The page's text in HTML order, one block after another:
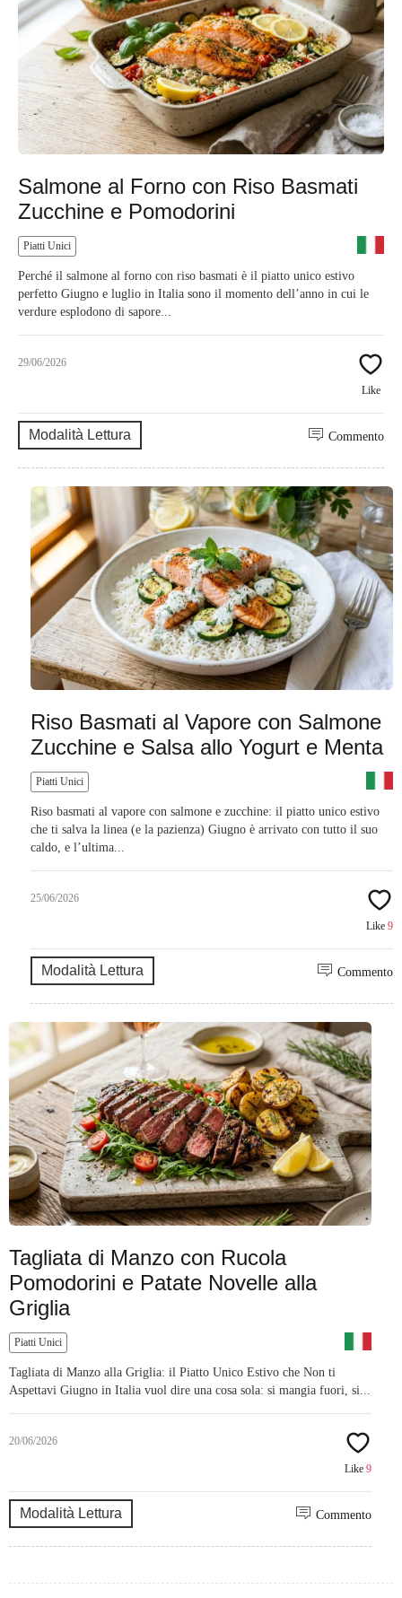
Salmone al Forno con Riso Basmati
Zucchine e Pomodorini
Piatti Unici
Perché il salmone al forno con riso basmati è il piatto unico estivo
perfetto Giugno e luglio in Italia sono il momento dell’anno in cui le
verdure esplodono di sapore...
29/06/2026
Like
Modalità Lettura Commento
Riso Basmati al Vapore con Salmone
Zucchine e Salsa allo Yogurt e Menta
Piatti Unici
Riso basmati al vapore con salmone e zucchine: il piatto unico estivo
che ti salva la linea (e la pazienza) Giugno è arrivato con tutto il suo
caldo, e l’ultima...
25/06/2026
Like 9
Modalità Lettura Commento
Tagliata di Manzo con Rucola
Pomodorini e Patate Novelle alla
Griglia
Piatti Unici
Tagliata di Manzo alla Griglia: il Piatto Unico Estivo che Non ti
Aspettavi Giugno in Italia vuol dire una cosa sola: si mangia fuori, si...
20/06/2026
Like 9
Modalità Lettura Commento